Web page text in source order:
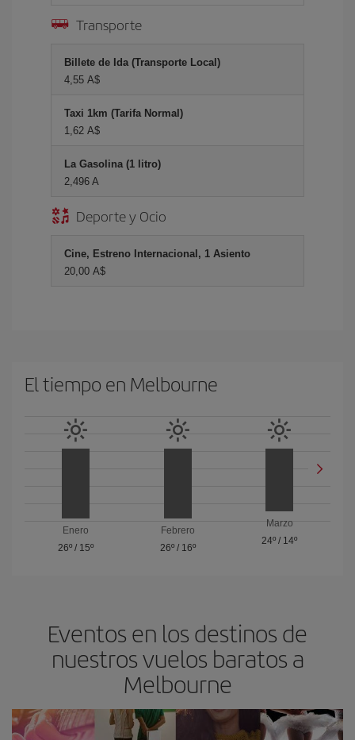
Transporte
Billete de Ida (Transporte Local)
4,55 A$
Taxi 1km (Tarifa Normal)
1,62 A$
La Gasolina (1 litro)
2,496 A
Deporte y Ocio
Cine, Estreno Internacional, 1 Asiento
20,00 A$
El tiempo en Melbourne
Enero
26º/ 15º
Febrero
26º/ 16º
Marzo
24º / 14º
Eventos en los destinos de
nuestros vuelos baratos a
Melbourne